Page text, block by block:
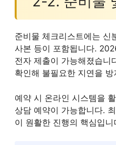
준비물 체크리스트에는 신
사본 등이 포함됩니다.
전자 제출이 가능해졌습니
확인해 불필요한 지연을 방
예약 시 온라인 시스템을
상담 예약이 가능합니다.
이 원활한 진행의 핵심입니